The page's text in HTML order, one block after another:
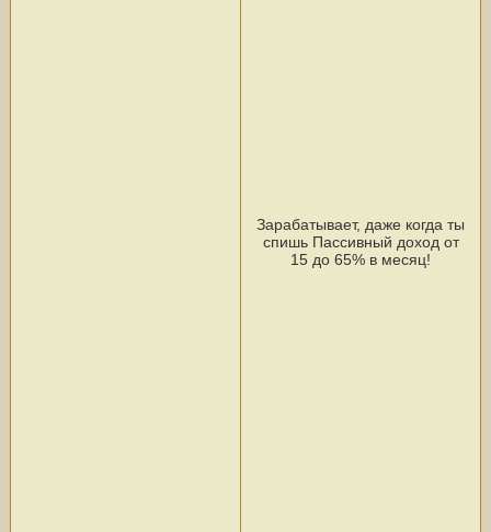
Зарабатывает, даже когда ты
спишь Пассивный доход от
15 до 65% в месяц!